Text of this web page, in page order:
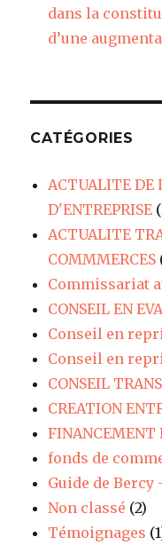
dans la
d’une
CATÉGORIES
ACTUALITE DE
D'ENTREPRISE
ACTUALITE
COMMMERCES
Commissariat
CONSEIL EN
Conseil en
Conseil en
CONSEIL
CREATION
FINANCEMENT
fonds de
Guide de Bercy
Non classé (2)
Témoignages